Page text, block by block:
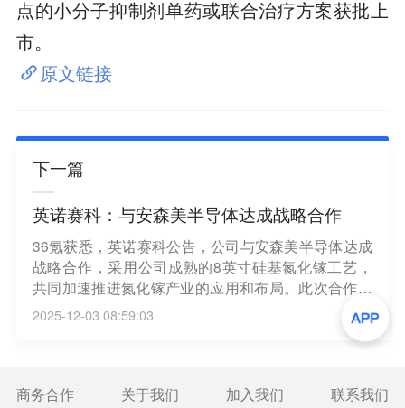
点的小分子抑制剂单药或联合治疗方案获批上
市。
原文链接
下一篇
英诺赛科：与安森美半导体达成战略合作
36氪获悉，英诺赛科公告，公司与安森美半导体达成
战略合作，采用公司成熟的8英寸硅基氮化镓工艺，
共同加速推进氮化镓产业的应用和布局。此次合作将
通过晶圆采购等方式，整合英诺赛科成熟的氮化镓制
造能力和安森美半导体在系统封装与集成等领域的经
验和优势，加速推动氮化镓在新能源汽车、人工智
望在未来几年为公司带来数亿美元的氮化镓销售。
2025-12-03 08:59:03
商务合作 关于我们 加入我们 联系我们